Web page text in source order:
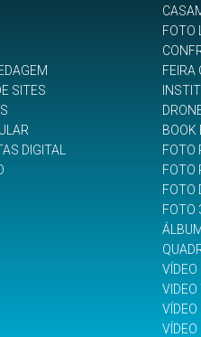
SITES
DIGITAL
FOTO
FEIRA
BOOK
FOTO
FOTO
FOTO
FOTO
VÍDEO
VIDEO
VÍDEO
VÍDEO